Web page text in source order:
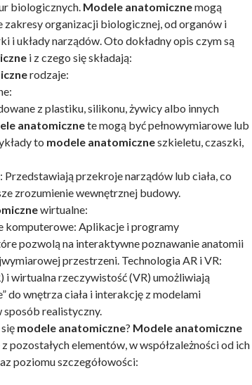
biologicznych. Modele anatomicznemogą
zakresy organizacji biologicznej, od organów i
i układy narządów. Oto dokładny opis czym są
i z czego się składają:
rodzaje:
z plastiku, silikonu, żywicy albo innych
anatomicznete mogą być pełnowymiarowe lub
to modele anatomiczneszkieletu, czaszki,
Przedstawiają przekroje narządów lub ciała, co
zrozumienie wewnętrznej budowy.
wirtualne:
komputerowe: Aplikacje i programy
pozwolą na interaktywne poznawanie anatomii
przestrzeni. Technologia AR i VR:
i wirtualna rzeczywistość (VR) umożliwiają
do wnętrza ciała i interakcję z modelami
realistyczny.
modele anatomiczne? Modele anatomiczne
z pozostałych elementów, w współzależności od ich
poziomu szczegółowości: